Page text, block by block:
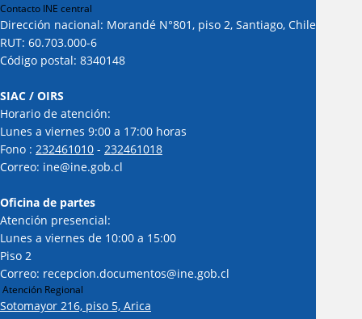
Contacto INE central
Dirección nacional: Morandé N°801, piso 2, Santiago, Chile
RUT: 60.703.000-6
Código postal: 8340148
SIAC / OIRS
Horario de atención:
Lunes a viernes 9:00 a 17:00 horas
Fono : 232461010 - 232461018
Correo: ine@ine.gob.cl
Oficina de partes
Atención presencial:
Lunes a viernes de 10:00 a 15:00
Piso 2
Correo: recepcion.documentos@ine.gob.cl
Atención Regional
Sotomayor 216, piso 5, Arica